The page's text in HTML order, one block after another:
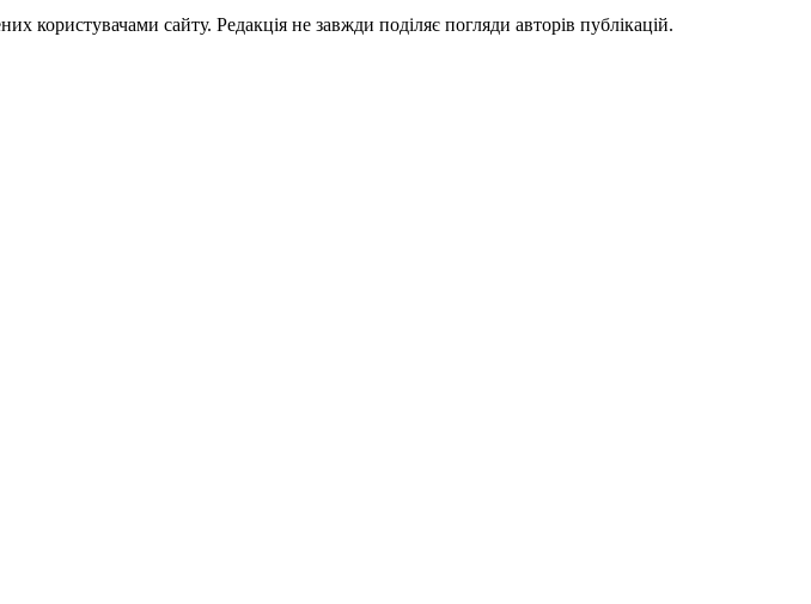
користувачами сайту. Редакція не завжди поділяє погляди авторів публікацій.